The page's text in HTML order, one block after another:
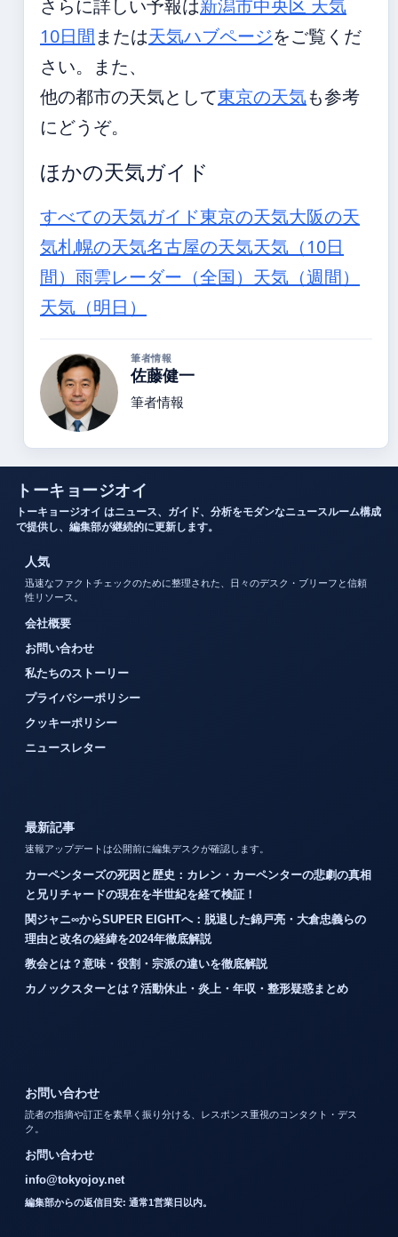
さらに詳しい予報は新潟市中央区 天気
10日間または天気ハブページをご覧くだ
さい。また、
他の都市の天気として東京の天気も参考
にどうぞ。
ほかの天気ガイド
すべての天気ガイド東京の天気大阪の天
気札幌の天気名古屋の天気天気（10日
間） 雨雲レーダー（全国） 天気（週間）
天気（明日）
筆者情報
佐藤健一
筆者情報
トーキョージオイ
トーキョージオイ はニュース、ガイド、分析をモダンなニュースルーム構成
で提供し、編集部が継続的に更新します。
人気
迅速なファクトチェックのために整理された、日々のデスク・ブリーフと信頼
性リソース。
会社概要
お問い合わせ
私たちのストーリー
プライバシーポリシー
クッキーポリシー
ニュースレター
最新記事
速報アップデートは公開前に編集デスクが確認します。
カーペンターズの死因と歴史：カレン・カーペンターの悲劇の真相
と兄リチャードの現在を半世紀を経て検証！
関ジャニ∞からSUPER EIGHTへ：脱退した錦戸亮・大倉忠義らの
理由と改名の経緯を2024年徹底解説
教会とは？意味・役割・宗派の違いを徹底解説
カノックスターとは？活動休止・炎上・年収・整形疑惑まとめ
お問い合わせ
読者の指摘や訂正を素早く振り分ける、レスポンス重視のコンタクト・デス
ク。
お問い合わせ
info@tokyojoy.net
編集部からの返信目安: 通常1営業日以内。